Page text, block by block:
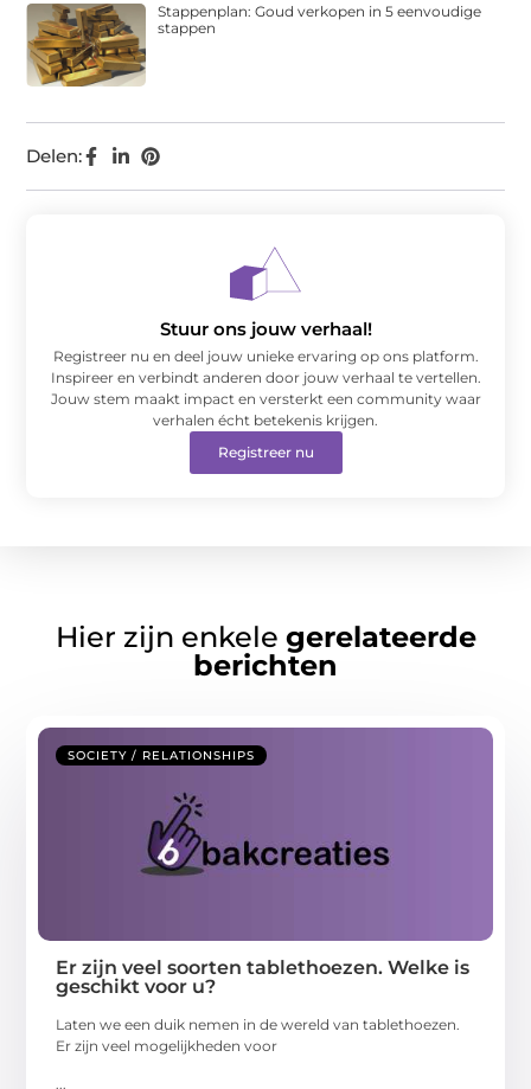
Delen:
Stappenplan: Goud verkopen in 5 eenvoudige
stappen
Stuur ons jouw verhaal!
Registreer nu en deel jouw unieke ervaring op ons platform.
Inspireer en verbindt anderen door jouw verhaal te vertellen.
Jouw stem maakt impact en versterkt een community waar
verhalen écht betekenis krijgen.
Registreer nu
Hier zijn enkele gerelateerde
berichten
SOCIETY / RELATIONSHIPS
Er zijn veel soorten tablethoezen. Welke is
geschikt voor u?
Laten we een duik nemen in de wereld van tablethoezen.
Er zijn veel mogelijkheden voor